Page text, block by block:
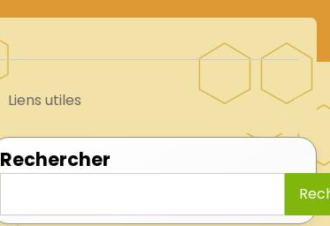
Liens utiles
Rechercher